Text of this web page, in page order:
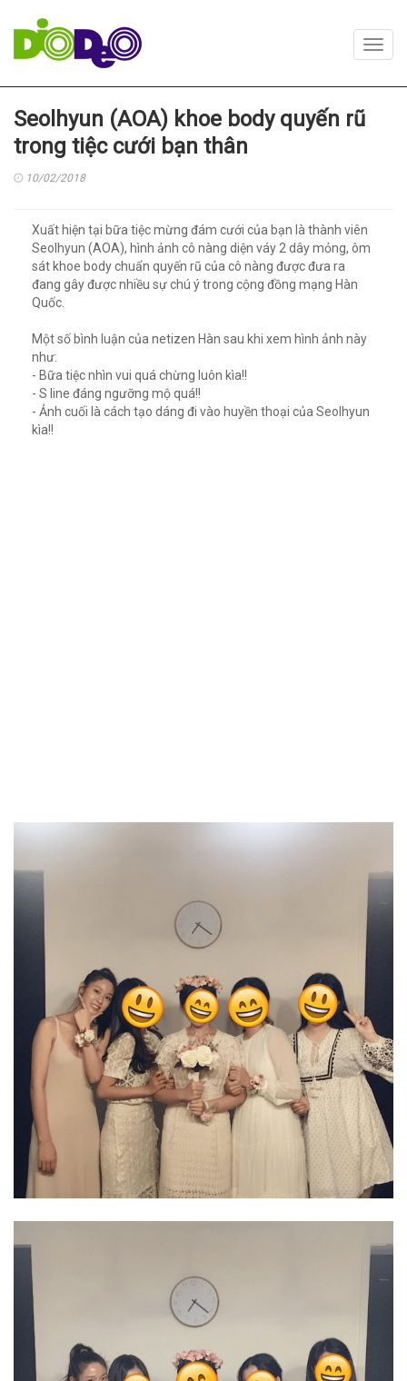
Seolhyun (AOA) khoe body quyến rũ
trong tiệc cưới bạn thân
10/02/2018
Xuất hiện tại bữa tiệc mừng đám cưới của bạn là thành viên
Seolhyun (AOA), hình ảnh cô nàng diện váy 2 dây mỏng, ôm
sát khoe body chuẩn quyến rũ của cô nàng được đưa ra
đang gây được nhiều sự chú ý trong cộng đồng mạng Hàn
Quốc.
Một số bình luận của netizen Hàn sau khi xem hình ảnh này
như:
- Bữa tiệc nhìn vui quá chừng luôn kìa!!
- S line đáng ngưỡng mộ quá!!
- Ảnh cuối là cách tạo dáng đi vào huyền thoại của Seolhyun
kìa!!